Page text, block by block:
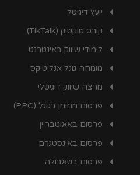
יועץ דיגיטל
קורס טיקטוק (TikTalk)
לימודי שיווק באינטרנט
מומחה גוגל אנליטיקס
מרצה שיווק דיגיטלי
פרסום ממומן בגוגל (PPC)
פרסום באאוטבריין
פרסום באינסטגרם
פרסום בטאבולה